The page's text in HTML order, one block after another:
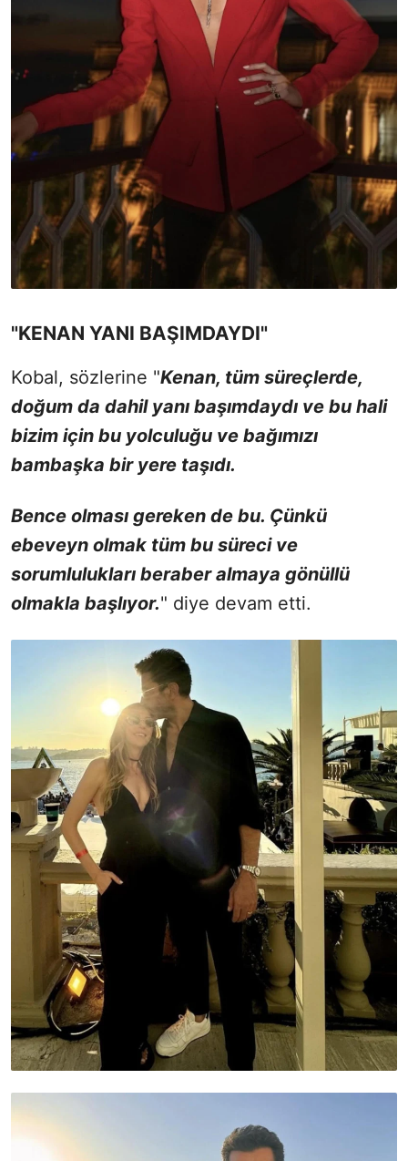
"KENAN YANI BAŞIMDAYDI"
Kobal, sözlerine "Kenan, tüm süreçlerde,
doğum da dahil yanı başımdaydı ve bu hali
bizim için bu yolculuğu ve bağımızı
bambaşka bir yere taşıdı.
Bence olması gereken de bu. Çünkü
ebeveyn olmak tüm bu süreci ve
sorumlulukları beraber almaya gönüllü
olmakla başlıyor." diye devam etti.